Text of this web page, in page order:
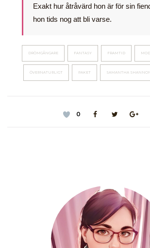
Exakt hur åtråvärd hon är för sin
hon tids nog att bli varse.
DRÖMGÅNGARE FANTASY FRAMTID
ÖVERNATURLIGT PAKET SAMANTHA
0